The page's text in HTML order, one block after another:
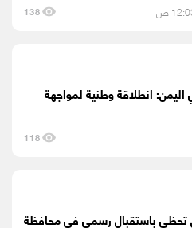
138
اليمن: انطلاقة وطنية لمواجهة
118
تحظى باستقبال رسمي في محافظة